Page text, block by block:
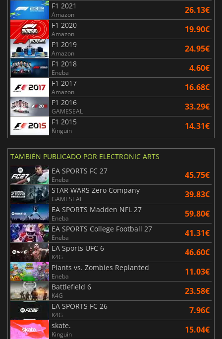
F1 2021
Amazon 26.13€
F1 2020
Amazon 19.90€
F1 2019
Amazon 24.95€
F1 2018
Eneba 4.60€
F1 2017
Amazon 16.68€
F1 2016
GAMESEAL 33.29€
F1 2015
Kinguin 14.31€
TAMBIÉN PUBLICADO POR ELECTRONIC ARTS
EA SPORTS FC 27
Eneba 45.75€
STAR WARS Zero Company
GAMESEAL 39.83€
EA SPORTS Madden NFL 27
Eneba 59.80€
EA SPORTS College Football 27
Eneba 41.31€
EA Sports UFC 6
K4G 46.60€
Plants vs. Zombies Replanted
Eneba 11.03€
Battlefield 6
K4G 23.58€
EA SPORTS FC 26
K4G 7.96€
skate.
Kinguin 15.04€